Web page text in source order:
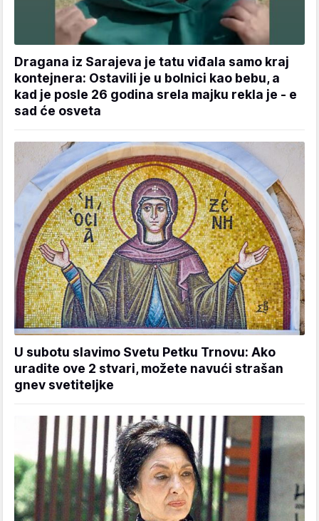
Dragana iz Sarajeva je tatu viđala samo kraj
kontejnera: Ostavili je u bolnici kao bebu, a
kad je posle 26 godina srela majku rekla je - e
sad će osveta
U subotu slavimo Svetu Petku Trnovu: Ako
uradite ove 2 stvari, možete navući strašan
gnev svetiteljke